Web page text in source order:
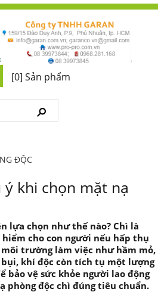
[0] Sản phẩm
ĐỘC
khi chọn mặt nạ
lựa chọn như thế nào? Chì là
cho con người nếu hấp thụ
trường làm việc như hầm mỏ,
khí độc còn tích tụ một lượng
bảo vệ sức khỏe người lao động
phòng độc chì đúng tiêu chuẩn.